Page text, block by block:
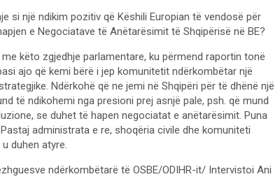
si një ndikim pozitiv që Këshili Europian të vendosë për
e Negociatave të Anëtarësimit të Shqipërisë në BE?
këto zgjedhje parlamentare, ku përmend raportin tonë
ajo që kemi bërë i jep komunitetit ndërkombëtar një
Ndërkohë që ne jemi në Shqipëri për të dhënë një
të ndikohemi nga presioni prej asnjë pale, psh. që mund
se duhet të hapen negociatat e anëtarësimit. Puna
administrata e re, shoqëria civile dhe komuniteti
duhen atyre.
ndërkombëtarë të OSBE/ODIHR-it/ Intervistoi Ani